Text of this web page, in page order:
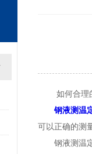
如何合理的
钢液测温
可以正确的测
钢液测温定